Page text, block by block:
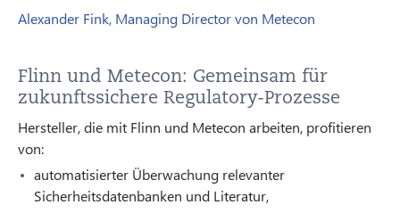
Alexander Fink, Managing Director von Metecon
Flinn und Metecon: Gemeinsam für
zukunftssichere Regulatory-Prozesse
Hersteller, die mit Flinn und Metecon arbeiten, profitieren
von:
automatisierter Überwachung relevanter
Sicherheitsdatenbanken und Literatur,